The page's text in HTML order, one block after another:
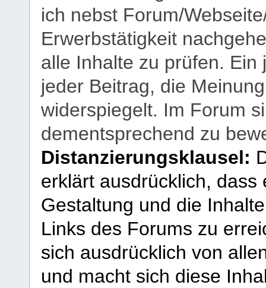
ich nebst Forum/
Erwerbstätigkeit
alle Inhalte zu prüfen.
jeder Beitrag, die
widerspiegelt. Im Forum
dementsprechend zu
Distanzierungsklausel:
erklärt ausdrücklich,
Gestaltung und die
Links des Forums zu
sich ausdrücklich von
und macht sich diese